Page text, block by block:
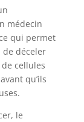
médecin
qui permet
de déceler
cellules
qu’ils
le